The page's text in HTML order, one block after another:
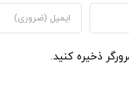
ذخیره کنید.